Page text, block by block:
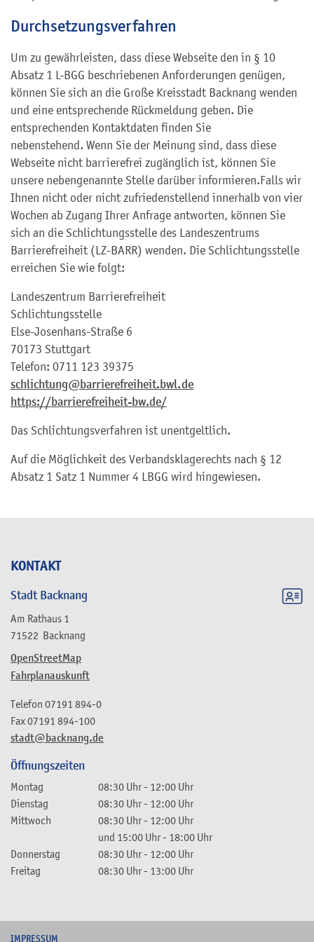
KONTAKT
Stadt Backnang
Am Rathaus 1
71522 Backnang
OpenStreetMap
Fahrplanauskunft
stadt@backnang.de
Telefon 07191 894-0
Fax07191 894-100
Öffnungszeiten
Montag 08:30 Uhr- 12:00 Uhr
Dienstag
08:30 Uhr- 12:00 Uhr
Mittwoch
08:30 Uhr- 12:00 Uhr
und 15:00 Uhr- 18:00 Uhr
Donnerstag
08:30 Uhr- 12:00 Uhr
Freitag
08:30 Uhr- 13:00 Uhr
Durchsetzungsverfahren
Um zu gewährleisten, dass diese Webseite den in § 10
Absatz 1 L-BGG beschriebenen Anforderungen genügen,
können Sie sich an die Große Kreisstadt Backnang wenden
und eine entsprechende Rückmeldung geben. Die
entsprechenden Kontaktdaten finden Sie
nebenstehend. Wenn Sie der Meinung sind, dass diese
Webseite nicht barrierefrei zugänglich ist, können Sie
unsere nebengenannte Stelle darüber informieren.Falls wir
Ihnen nicht oder nicht zufriedenstellend innerhalb von vier
Wochen ab Zugang Ihrer Anfrage antworten, können Sie
sich an die Schlichtungsstelle des Landeszentrums
Barrierefreiheit (LZ-BARR) wenden. Die Schlichtungsstelle
erreichen Sie wie folgt:
Landeszentrum Barrierefreiheit
Schlichtungsstelle
Else-Josenhans-Straße 6
70173 Stuttgart
Telefon: 0711 123 39375
schlichtung@barrierefreiheit.bwl.de
https://barrierefreiheit-bw.de/
Das Schlichtungsverfahren ist unentgeltlich.
Auf die Möglichkeit des Verbandsklagerechts nach § 12
Absatz 1 Satz 1 Nummer 4 LBGG wird hingewiesen.
IMPRESSUM